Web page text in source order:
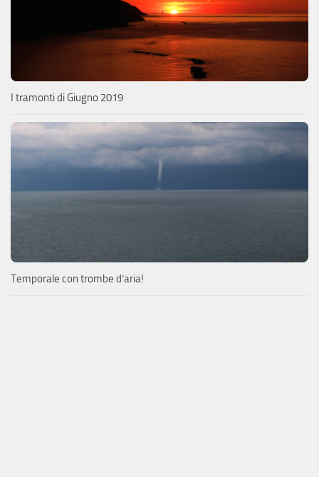
I tramonti di Giugno 2019
Temporale con trombe d’aria!